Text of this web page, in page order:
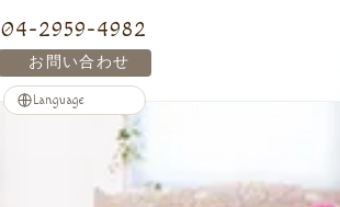
04-2959-4982
お問い合わせ